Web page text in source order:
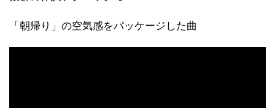
「朝帰り」の空気感をパッケージした曲